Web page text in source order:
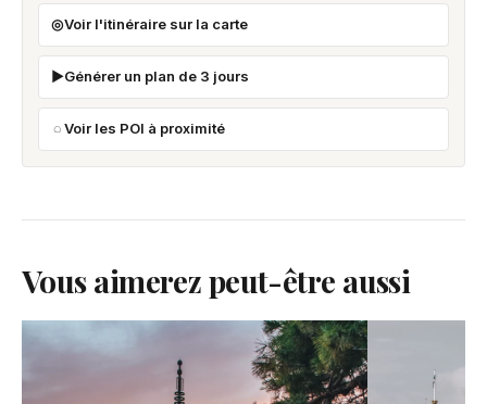
Voir l'itinéraire sur la carte
Générer un plan de 3 jours
Voir les POI à proximité
Vous aimerez peut-être aussi